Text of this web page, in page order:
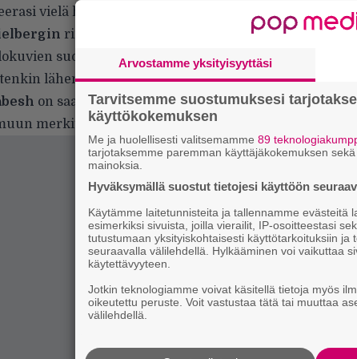
vielä huhtikuussa mm. Schindlerin lista
-
rinnalla TCM:n tapahtumassa, esittäen vahvaa
suojelemiselle ja vaalimiselle. Kanavan
lähenevän, sillä mm. sen sisältöstrategiasta
on saanut lähtöpassit yhdessä kanavan
merkittävän päällikkötason henkilön kanssa.
Arvostamme yksityisyyttäsi
Tarvitsemme suostumuksesi
käyttökokemuksen
Me ja huolellisesti valitsemamme 89
tarjotaksemme paremman käyttäjäkokemuksen
mainoksia.
Hyväksymällä suostut tietojesi käyttöön
Käytämme laitetunnisteita ja tallennamme evästeitä
esimerkiksi sivuista, joilla vierailit, IP-osoitteestasi
tutustumaan yksityiskohtaisesti käyttötarkoituksiin ja
seuraavalla välilehdellä. Hylkääminen voi vaikuttaa
käytettävyyteen.
Jotkin teknologiamme voivat käsitellä tietoja myös
oikeutettu peruste. Voit vastustaa tätä tai muuttaa
välilehdellä.